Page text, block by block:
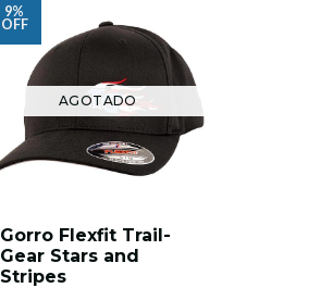
9%
OFF
AGOTADO
Gorro Flexfit Trail-
Gear Stars and
Stripes